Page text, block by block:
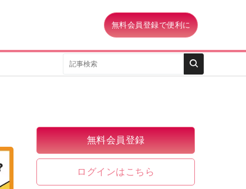
無料会員登録で便利に
無料会員登録
ログインはこちら